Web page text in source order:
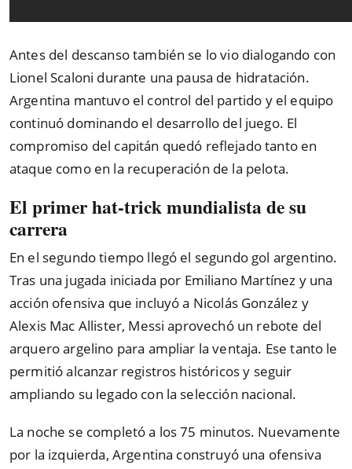
Antes del descanso también se lo vio dialogando con
Lionel Scaloni durante una pausa de hidratación.
Argentina mantuvo el control del partido y el equipo
continuó dominando el desarrollo del juego. El
compromiso del capitán quedó reflejado tanto en
ataque como en la recuperación de la pelota.
El primer hat-trick mundialista de su
carrera
En el segundo tiempo llegó el segundo gol argentino.
Tras una jugada iniciada por Emiliano Martínez y una
acción ofensiva que incluyó a Nicolás González y
Alexis Mac Allister, Messi aprovechó un rebote del
arquero argelino para ampliar la ventaja. Ese tanto le
permitió alcanzar registros históricos y seguir
ampliando su legado con la selección nacional.
La noche se completó a los 75 minutos. Nuevamente
por la izquierda, Argentina construyó una ofensiva